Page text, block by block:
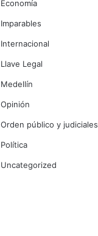
Economía
Imparables
Internacional
Llave Legal
Medellín
Opinión
Orden público y judiciales
Política
Uncategorized